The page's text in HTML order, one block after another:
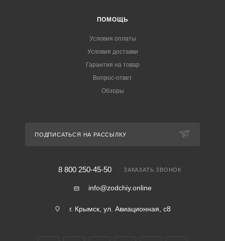
ПОМОЩЬ
Условия оплаты
Условия доставки
Гарантия на товар
Вопрос-ответ
Обзоры
ПОДПИСАТЬСЯ НА РАССЫЛКУ
8 800 250-45-50 ЗАКАЗАТЬ ЗВОНОК
info@zodchiy.online
г. Крымск, ул. Авиационная, с8